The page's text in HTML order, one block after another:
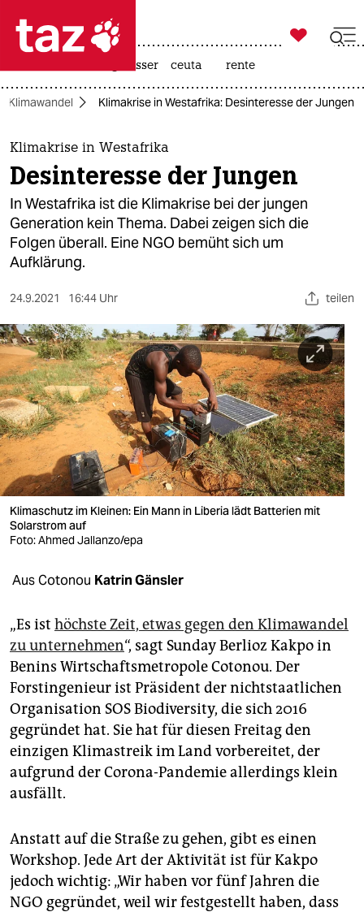
 taz zahl ich
taz zahl ich
themen
politik
öko
gesellschaft
kultur
sport
berlin
nord
wahrheit
verlag
verlag
veranstaltungen
unterstützen
abo
genossenschaft
epaper login

taz zahl ich
niedrigwasser ceuta rente
Klimawandel Klimakrise in Westafrika: Desinteresse der Jungen
Klimakrise in Westafrika
Desinteresse der Jungen
In Westafrika ist die Klimakrise bei der jungen
Generation kein Thema. Dabei zeigen sich die
Folgen überall. Eine NGO bemüht sich um
Aufklärung.
24.9.2021 16:44 Uhr teilen
Klimaschutz im Kleinen: Ein Mann in Liberia lädt Batterien mit
Solarstrom auf
Foto: Ahmed Jallanzo/epa
Aus Cotonou Katrin Gänsler
„Es ist höchste Zeit, etwas gegen den Klimawandel
zu unternehmen“, sagt Sunday Berlioz Kakpo in
Benins Wirtschaftsmetropole Cotonou. Der
Forstingenieur ist Präsident der nichtstaatlichen
Organisation SOS Biodiversity, die sich 2016
gegründet hat. Sie hat für diesen Freitag den
einzigen Klimastreik im Land vorbereitet, der
aufgrund der Corona-Pandemie allerdings klein
ausfällt.
Anstatt auf die Straße zu gehen, gibt es einen
Workshop. Jede Art der Aktivität ist für Kakpo
jedoch wichtig: „Wir haben vor fünf Jahren die
NGO gegründet, weil wir festgestellt haben, dass